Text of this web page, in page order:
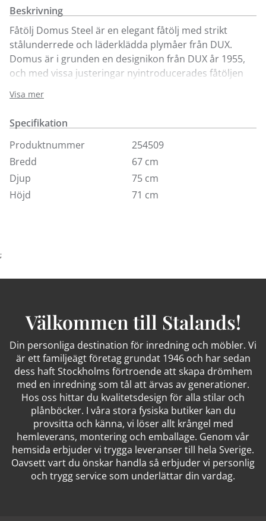
Beskrivning
Fåtölj Domus Steel är en elegant fåtölj med strikt
stålunderrede och läderklädda plymåer från DUX.
Domus är i grunden en designikon från DUX år 1955,
och med vissa justeringar nyintroducerades fåtöljen
Finns även med underrede i trä för enkelt köp online.
Visa mer
Specifikation
Produktnummer
254509
Bredd
67 cm
Djup
75 cm
Höjd
71 cm
;
Välkommen till Stalands!
Din personliga destination för inredning och möbler. Vi
är ett familjeägt företag grundat 1946 och har sedan
dess haft Stockholms förtroende att skapa drömhem
med en inredning som tål att ärvas av generationer.
Hos oss hittar du kvalitetsdesign för alla stilar och
plånböcker. I våra stora fysiska butiker kan du
provsitta och känna, vi löser allt krångel med
hemleverans, montering och emballage. Genom vår
hemsida erbjuder vi trygga leveranser till hela Sverige.
Oavsett vart du önskar handla så erbjuder vi personlig
och trygg service som underlättar din vardag.